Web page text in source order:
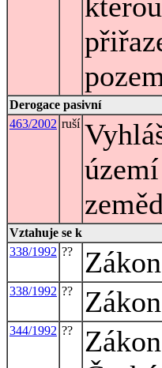
Derogace pasivní
463/2002 ruší
Vztahuje se k
338/1992 ??
338/1992 ??
344/1992 ??